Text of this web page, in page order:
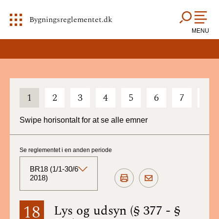
Bygningsreglementet.dk
MENU
1 2 3 4 5 6 7
Swipe horisontalt for at se alle emner
18 Lys og udsyn (§ 377 - §
Se reglementet i en anden periode
BR18 (1/1-30/6
2018)
BR18 (Aktuelt)